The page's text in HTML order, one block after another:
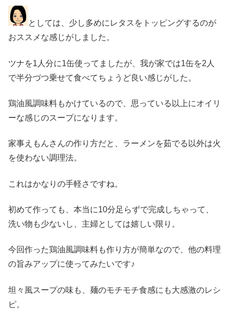
としては、少し多めにレタスをトッピングするのが
おススメな感じがしました。
ツナを1人分に1缶使ってましたが、我が家では1缶を2人
で半分づつ乗せて食べてちょうど良い感じがした。
鶏油風調味料もかけているので、思っている以上にオイリ
ーな感じのスープになります。
家事えもんさんの作り方だと、ラーメンを茹でる以外は火
を使わない調理法。
これはかなりの手軽さですね。
初めて作っても、本当に10分足らずで完成しちゃって、
洗い物も少ないし、主婦としては嬉しい限り。
今回作った鶏油風調味料も作り方が簡単なので、他の料理
の旨みアップに使ってみたいです♪
坦々風スープの味も、麺のモチモチ食感にも大感激のレシ
ピ。